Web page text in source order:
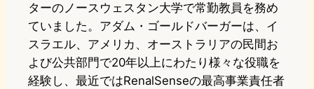
ターのノースウェスタン大学で常勤教員を務め
ていました。アダム・ゴールドバーガーは、イ
スラエル、アメリカ、オーストラリアの民間お
よび公共部門で20年以上にわたり様々な役職を
経験し、最近ではRenalSenseの最高事業責任者